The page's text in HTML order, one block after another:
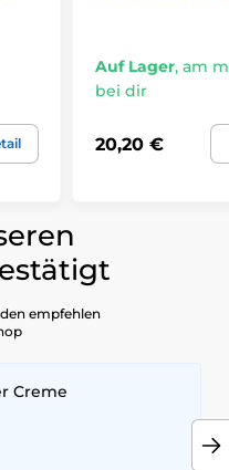
Auf Lager, am
bei dir
20,20 €
empfehlen
Creme